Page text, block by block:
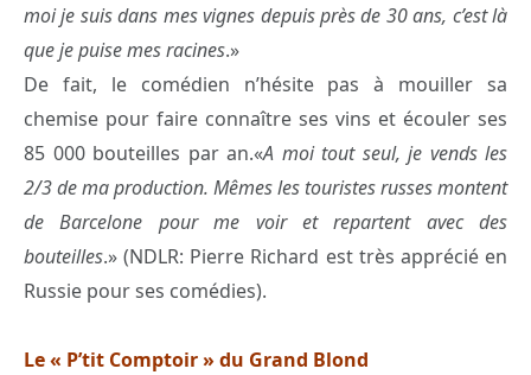
moi je suis dans mes vignes depuis près de 30 ans, c’est là
que je puise mes racines.»
De fait, le comédien n’hésite pas à mouiller sa
chemise pour faire connaître ses vins et écouler ses
85 000 bouteilles par an.«A moi tout seul, je vends les
2/3 de ma production. Mêmes les touristes russes montent
de Barcelone pour me voir et repartent avec des
bouteilles.» (NDLR: Pierre Richard est très apprécié en
Russie pour ses comédies).
Le « P’tit Comptoir » du Grand Blond